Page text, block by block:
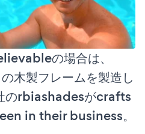
の場合は、
木製フレームを製造し
のrbiashadesがcrafts
in their business。